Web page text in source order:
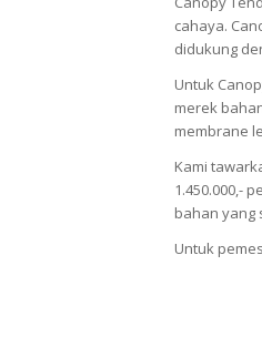
cahaya.
didukung
Untuk
merek
membrane
Kami
1.450.000,-
bahan yang
Untuk